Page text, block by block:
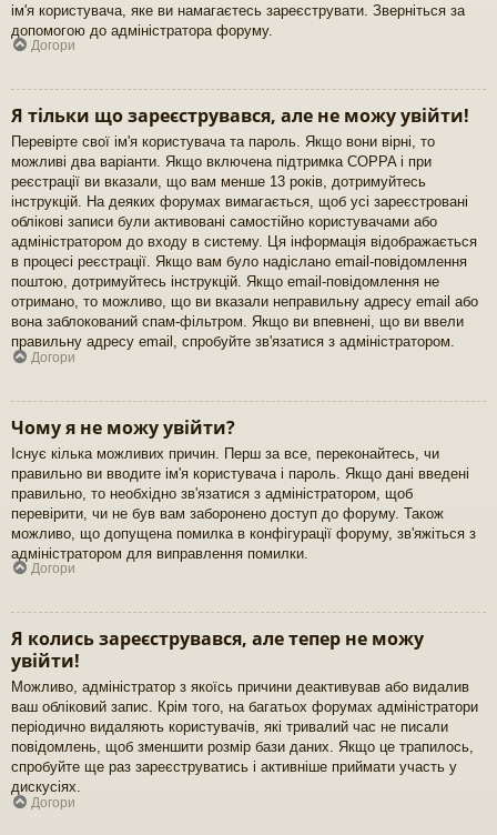
ім'я користувача, яке ви намагаєтесь зареєструвати. Зверніться за
допомогою до адміністратора форуму.
Догори
Я тільки що зареєструвався, але не можу увійти!
Перевірте свої ім'я користувача та пароль. Якщо вони вірні, то
можливі два варіанти. Якщо включена підтримка COPPA і при
реєстрації ви вказали, що вам менше 13 років, дотримуйтесь
інструкцій. На деяких форумах вимагається, щоб усі зареєстровані
облікові записи були активовані самостійно користувачами або
адміністратором до входу в систему. Ця інформація відображається
в процесі реєстрації. Якщо вам було надіслано email-повідомлення
поштою, дотримуйтесь інструкцій. Якщо email-повідомлення не
отримано, то можливо, що ви вказали неправильну адресу email або
вона заблокований спам-фільтром. Якщо ви впевнені, що ви ввели
правильну адресу email, спробуйте зв'язатися з адміністратором.
Догори
Чому я не можу увійти?
Існує кілька можливих причин. Перш за все, переконайтесь, чи
правильно ви вводите ім'я користувача і пароль. Якщо дані введені
правильно, то необхідно зв'язатися з адміністратором, щоб
перевірити, чи не був вам заборонено доступ до форуму. Також
можливо, що допущена помилка в конфігурації форуму, зв'яжіться з
адміністратором для виправлення помилки.
Догори
Я колись зареєструвався, але тепер не можу
увійти!
Можливо, адміністратор з якоїсь причини деактивував або видалив
ваш обліковий запис. Крім того, на багатьох форумах адміністратори
періодично видаляють користувачів, які тривалий час не писали
повідомлень, щоб зменшити розмір бази даних. Якщо це трапилось,
спробуйте ще раз зареєструватись і активніше приймати участь у
дискусіях.
Догори